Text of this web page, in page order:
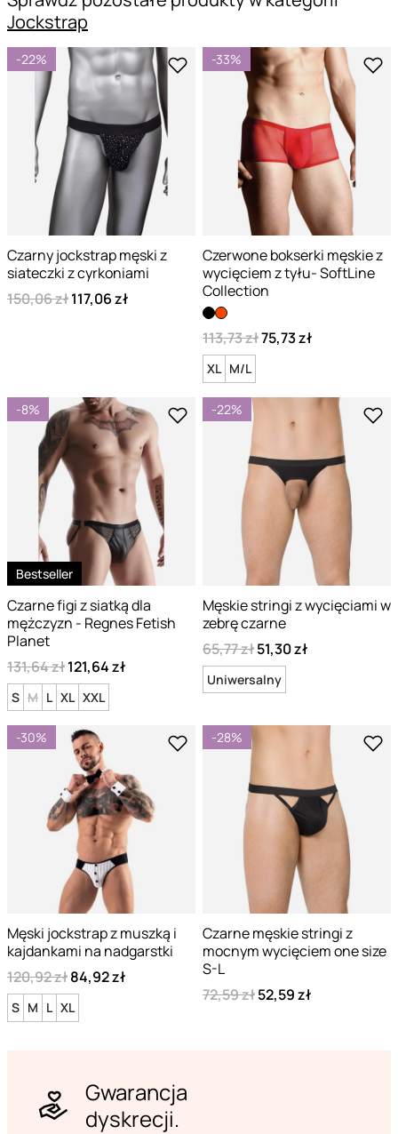
Jockstrap
-22%
Czarny jockstrap męski z
siateczki z cyrkoniami
150,06 zł117,06 zł
-33%
Czerwone bokserki męskie z
wycięciem z tyłu- SoftLine
Collection
113,73 zł75,73 zł
XL M/L
-8%
Bestseller
Czarne figi z siatką dla
mężczyzn - Regnes Fetish
Planet
131,64 zł121,64 zł
S M L XL XXL
-22%
Męskie stringi z wycięciami w
zebrę czarne
65,77 zł51,30 zł
Uniwersalny
-30%
Męski jockstrap z muszką i
kajdankami na nadgarstki
120,92 zł84,92 zł
S M L XL
-28%
Czarne męskie stringi z
mocnym wycięciem one size
S-L
72,59 zł52,59 zł
Gwarancja
dyskrecji.